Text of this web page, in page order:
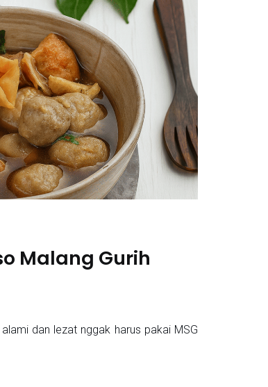
Malang Gurih
dan lezat nggak harus pakai MSG